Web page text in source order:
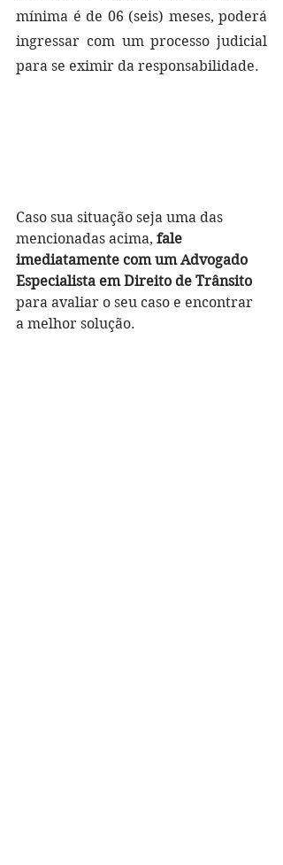
mínima é de 06 (seis) meses, poderá
ingressar com um processo judicial
para se eximir da responsabilidade.
Caso sua situação seja uma das
mencionadas acima, fale
imediatamente com um Advogado
Especialista em Direito de Trânsito
para avaliar o seu caso e encontrar
a melhor solução.